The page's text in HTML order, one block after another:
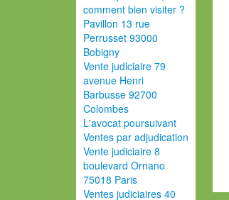
comment bien visiter ?
Pavillon 13 rue
Perrusset 93000
Bobigny
Vente judiciaire 79
avenue Henri
Barbusse 92700
Colombes
L'avocat poursuivant
Ventes par adjudication
Vente judiciaire 8
boulevard Ornano
75018 Paris
Ventes judiciaires 40